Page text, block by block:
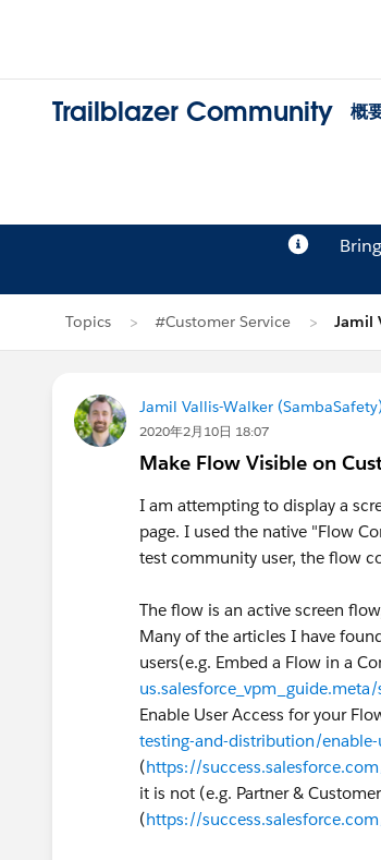
Trailblazer Community 概
Topics #Customer Service Jamil
Jamil Vallis-Walker
2020年2月10日 18:07
Make Flow Visible on
I am attempting to display a
page. I used the native "Flow
test community user, the flow
The flow is an active screen
Many of the articles I have
users(e.g. Embed a Flow in a
Enable User Access for your
testing-and-distribution/enable-
(https://
it is not (e.g. Partner &
(https://